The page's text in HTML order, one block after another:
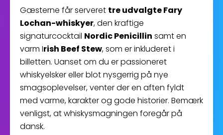
Gæsterne får serveret tre udvalgte Fary
Lochan-whiskyer, den kraftige
signaturcocktail Nordic Penicillin samt en
varm Irish Beef Stew, som er inkluderet i
billetten. Uanset om du er passioneret
whiskyelsker eller blot nysgerrig på nye
smagsoplevelser, venter der en aften fyldt
med varme, karakter og gode historier. Bemærk
venligst, at whiskysmagningen foregår på
dansk.